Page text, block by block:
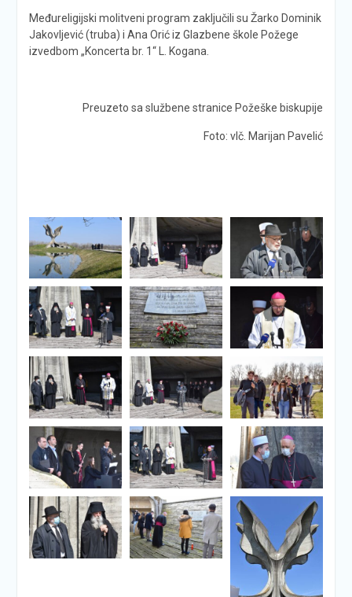
Međureligijski molitveni program zaključili su Žarko Dominik
Jakovljević (truba) i Ana Orić iz Glazbene škole Požege
izvedbom „Koncerta br. 1“ L. Kogana.
Preuzeto sa službene stranice Požeške biskupije
Foto: vlč. Marijan Pavelić